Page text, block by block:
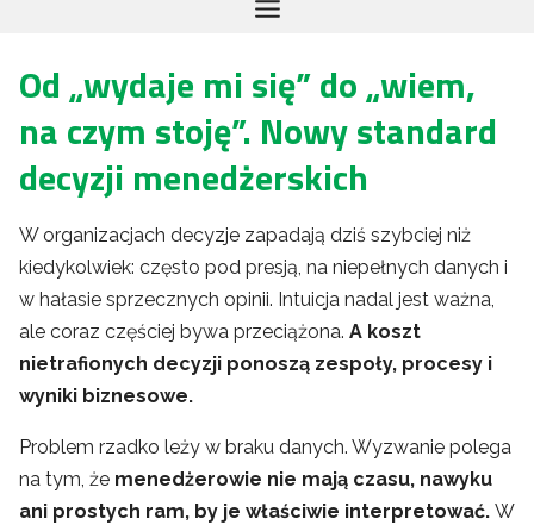
Od „wydaje mi się” do „wiem,
na czym stoję”. Nowy standard
decyzji menedżerskich
W organizacjach decyzje zapadają dziś szybciej niż
kiedykolwiek: często pod presją, na niepełnych danych i
w hałasie sprzecznych opinii. Intuicja nadal jest ważna,
ale coraz częściej bywa przeciążona. A koszt
nietrafionych decyzji ponoszą zespoły, procesy i
wyniki biznesowe.
Problem rzadko leży w braku danych. Wyzwanie polega
na tym, że menedżerowie nie mają czasu, nawyku
ani prostych ram, by je właściwie interpretować. W